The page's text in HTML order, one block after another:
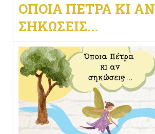
ΟΠΟΙΑ ΠΕΤΡΑ ΚΙ ΑΝ
ΣΗΚΩΣΕΙΣ...